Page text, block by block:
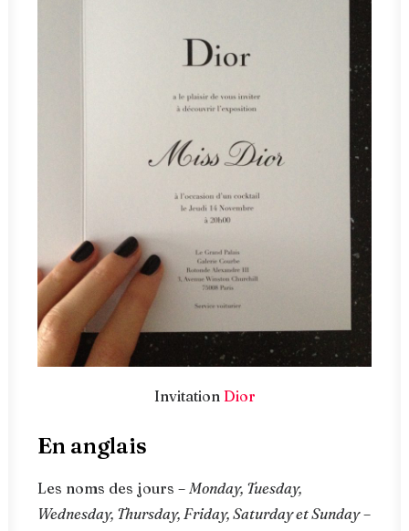
Invitation Dior
En anglais
Les noms des jours – Monday, Tuesday,
Wednesday, Thursday, Friday, Saturday et Sunday–